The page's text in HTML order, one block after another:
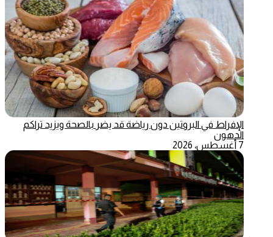
الإفراط في البروتين دون رياضة قد يضر بالصحة ويزيد تراكم
الدهون
7 أغسطس، 2026